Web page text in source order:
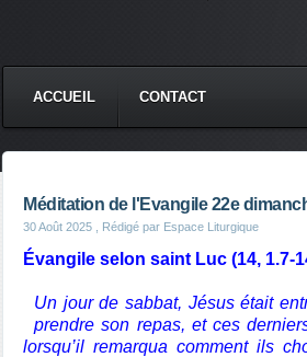
ACCUEIL CONTACT
Méditation de l'Evangile 22e
30 Août 2025 , Rédigé par Espace Liturgique
Évangile selon saint Luc (14, 1.7-
Un jour de sabbat, Jésus était
prendre son repas, et ces
lorsqu’il remarqua comment ils